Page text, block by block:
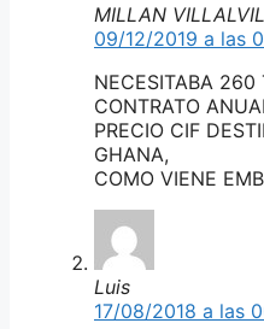
MILLAN
09/12/2019 a las
NECESITABA 260
CONTRATO
PRECIO CIF
GHANA,
COMO VIENE
Luis
17/08/2018 a las